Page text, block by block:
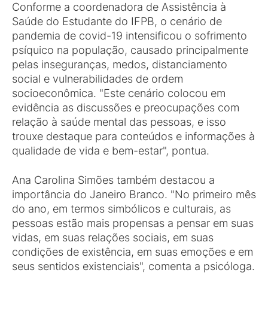
Conforme a coordenadora de Assistência à
Saúde do Estudante do IFPB, o cenário de
pandemia de covid-19 intensificou o sofrimento
psíquico na população, causado principalmente
pelas inseguranças, medos, distanciamento
social e vulnerabilidades de ordem
socioeconômica. "Este cenário colocou em
evidência as discussões e preocupações com
relação à saúde mental das pessoas, e isso
trouxe destaque para conteúdos e informações à
qualidade de vida e bem-estar", pontua.
Ana Carolina Simões também destacou a
importância do Janeiro Branco. "No primeiro mês
do ano, em termos simbólicos e culturais, as
pessoas estão mais propensas a pensar em suas
vidas, em suas relações sociais, em suas
condições de existência, em suas emoções e em
seus sentidos existenciais", comenta a psicóloga.